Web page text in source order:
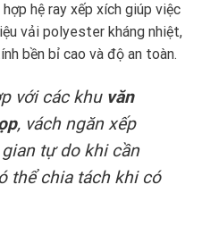
hệ ray xếp xích giúp việc
vải polyester kháng nhiệt,
bền bỉ cao và độ an toàn.
với các khu văn
, vách ngăn xếp
tự do khi cần
thể chia tách khi có